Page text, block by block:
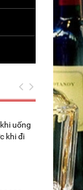
uống
khi đi